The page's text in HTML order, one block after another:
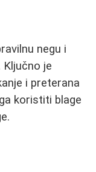
negu i
je
i preterana
koristiti blage